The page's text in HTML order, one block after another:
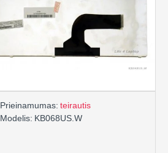
Prieinamumas: teirautis
Modelis: KB068US.W